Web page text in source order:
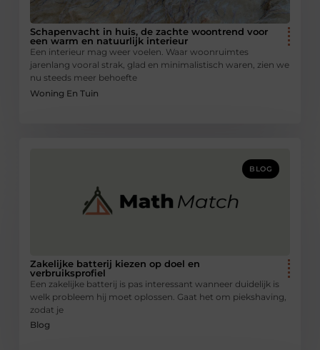
Schapenvacht in huis, de zachte woontrend voor
een warm en natuurlijk interieur
Een interieur mag weer voelen. Waar woonruimtes
jarenlang vooral strak, glad en minimalistisch waren, zien we
nu steeds meer behoefte
Woning En Tuin
BLOG
Zakelijke batterij kiezen op doel en
verbruiksprofiel
Een zakelijke batterij is pas interessant wanneer duidelijk is
welk probleem hij moet oplossen. Gaat het om piekshaving,
zodat je
Blog